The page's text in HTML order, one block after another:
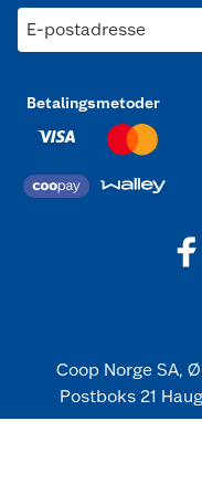
E-postadresse
Betalingsmetoder
Coop Norge SA,
Postboks 21